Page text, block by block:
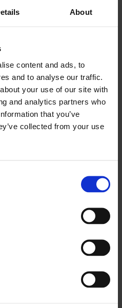
About
content and ads, to
and to analyse our traffic.
your use of our site with
and analytics partners who
that you’ve
collected from your use
xidmət, intuisiya ilə deyil.